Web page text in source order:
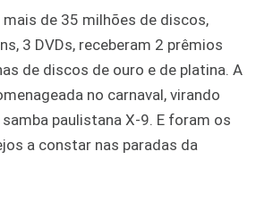
mais de 35 milhões de discos,
3 DVDs, receberam 2 prêmios
de discos de ouro e de platina. A
no carnaval, virando
paulistana X-9. E foram os
a constar nas paradas da